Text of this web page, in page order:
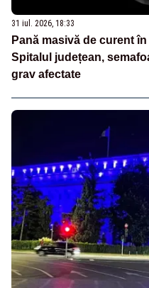
31 iul. 2026, 18:33
Pană masivă de curent
Spitalul județean,
grav afectate